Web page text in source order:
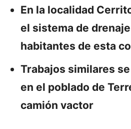
En la localidad
el sistema de
habitantes de esta
Trabajos similares
en el poblado de
camión vactor